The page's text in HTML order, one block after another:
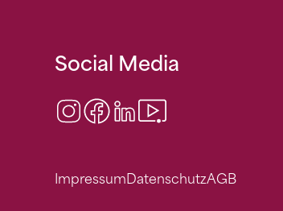
Social Media
Instagram
Facebook
LinkedIn
ImpressumDatenschutzAGB